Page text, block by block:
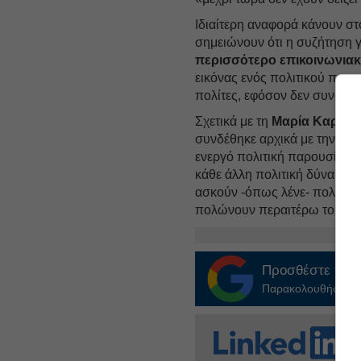
Ιδιαίτερη αναφορά κάνουν
σημειώνουν ότι η συζήτηση
περισσότερο
εικόνας ενός πολιτικού
πολίτες, εφόσον δεν
Σχετικά με τη Μαρία
συνδέθηκε αρχικά με την
ενεργό πολιτική παρουσία,
κάθε άλλη πολιτική δύναμη.
ασκούν -όπως λένε-
πολώνουν περαιτέρω το
Προσθέστε το
Παρακολουθήστε